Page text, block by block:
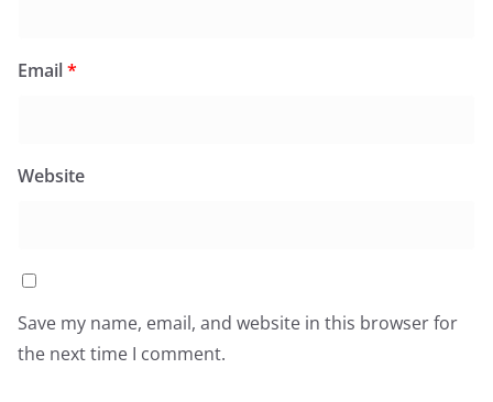
Email*
Website
Save my name, email, and website in this browser for
the next time I comment.